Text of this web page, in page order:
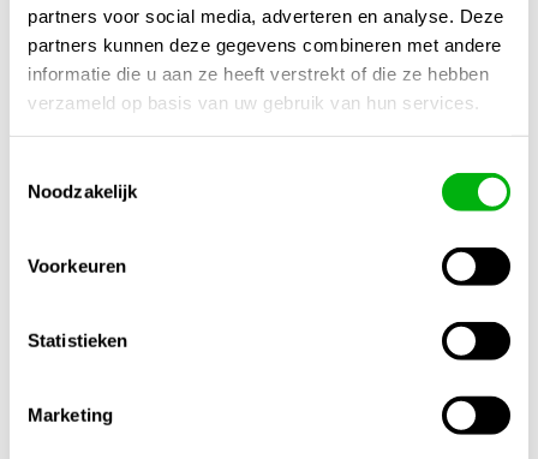
partners voor social media, adverteren en analyse. Deze
partners kunnen deze gegevens combineren met andere
informatie die u aan ze heeft verstrekt of die ze hebben
verzameld op basis van uw gebruik van hun services.
Noodzakelijk
Voorkeuren
Statistieken
Marketing
tot
€79,95
tot
€499,95
Waterspin 45°
Prijsklasse:
€39,95